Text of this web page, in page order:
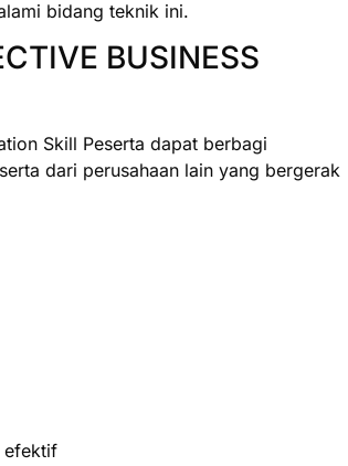
bidang teknik ini.
BUSINESS
Skill Peserta dapat berbagi
dari perusahaan lain yang bergerak
efektif